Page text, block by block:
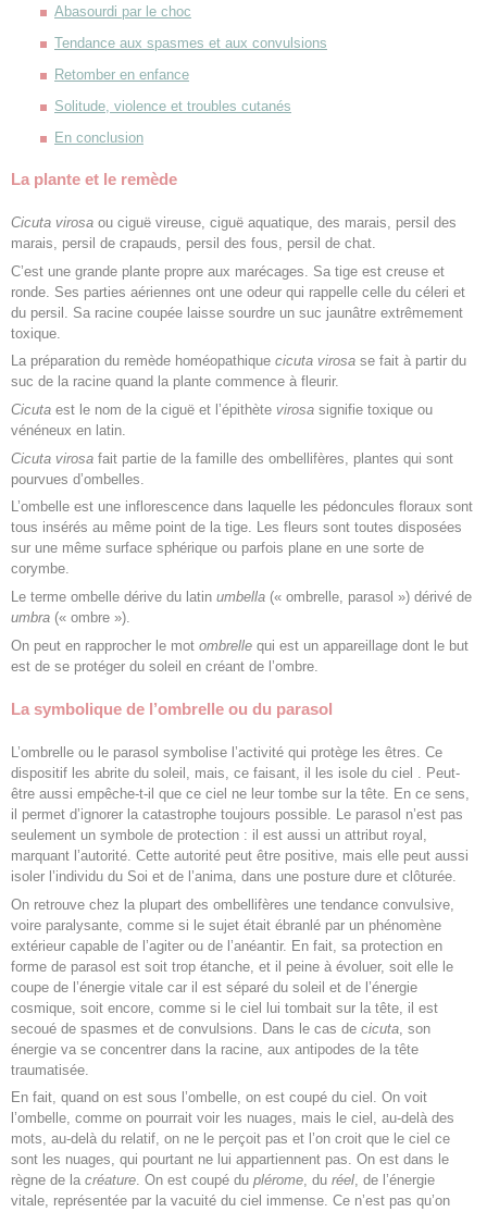
Abasourdi par le choc
Tendance aux spasmes et aux convulsions
Retomber en enfance
Solitude, violence et troubles cutanés
En conclusion
La plante et le remède
Cicuta virosa ou ciguë vireuse, ciguë aquatique, des marais, persil des
marais, persil de crapauds, persil des fous, persil de chat.
C’est une grande plante propre aux marécages. Sa tige est creuse et
ronde. Ses parties aériennes ont une odeur qui rappelle celle du céleri et
du persil. Sa racine coupée laisse sourdre un suc jaunâtre extrêmement
toxique.
La préparation du remède homéopathique cicuta virosa se fait à partir du
suc de la racine quand la plante commence à fleurir.
Cicuta est le nom de la ciguë et l’épithète virosa signifie toxique ou
vénéneux en latin.
Cicuta virosa fait partie de la famille des ombellifères, plantes qui sont
pourvues d’ombelles.
L’ombelle est une inflorescence dans laquelle les pédoncules floraux sont
tous insérés au même point de la tige. Les fleurs sont toutes disposées
sur une même surface sphérique ou parfois plane en une sorte de
corymbe.
Le terme ombelle dérive du latin umbella (« ombrelle, parasol ») dérivé de
umbra (« ombre »).
On peut en rapprocher le mot ombrelle qui est un appareillage dont le but
est de se protéger du soleil en créant de l’ombre.
La symbolique de l’ombrelle ou du parasol
L’ombrelle ou le parasol symbolise l’activité qui protège les êtres. Ce
dispositif les abrite du soleil, mais, ce faisant, il les isole du ciel . Peut-
être aussi empêche-t-il que ce ciel ne leur tombe sur la tête. En ce sens,
il permet d’ignorer la catastrophe toujours possible. Le parasol n’est pas
seulement un symbole de protection : il est aussi un attribut royal,
marquant l’autorité. Cette autorité peut être positive, mais elle peut aussi
isoler l’individu du Soi et de l’anima, dans une posture dure et clôturée.
On retrouve chez la plupart des ombellifères une tendance convulsive,
voire paralysante, comme si le sujet était ébranlé par un phénomène
extérieur capable de l’agiter ou de l’anéantir. En fait, sa protection en
forme de parasol est soit trop étanche, et il peine à évoluer, soit elle le
coupe de l’énergie vitale car il est séparé du soleil et de l’énergie
cosmique, soit encore, comme si le ciel lui tombait sur la tête, il est
secoué de spasmes et de convulsions. Dans le cas de cicuta , son
énergie va se concentrer dans la racine, aux antipodes de la tête
traumatisée.
En fait, quand on est sous l’ombelle, on est coupé du ciel. On voit
l’ombelle, comme on pourrait voir les nuages, mais le ciel, au-delà des
mots, au-delà du relatif, on ne le perçoit pas et l’on croit que le ciel ce
sont les nuages, qui pourtant ne lui appartiennent pas. On est dans le
règne de la créature. On est coupé du plérome, du réel, de l’énergie
vitale, représentée par la vacuité du ciel immense. Ce n’est pas qu’on